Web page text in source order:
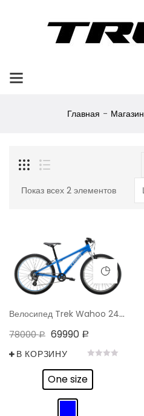
Главная Магазин
Показ всех 2 элементов
Велосипед Trek Wahoo 24 2022
78000Р 69990 Р
В КОРЗИНУ
из
5
One size